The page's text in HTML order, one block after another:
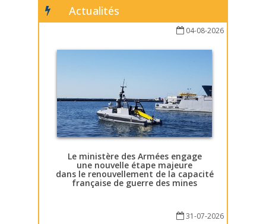
Actualités
04-08-2026
Le ministère des Armées engage
une nouvelle étape majeure
dans le renouvellement de la capacité
française de guerre des mines
31-07-2026